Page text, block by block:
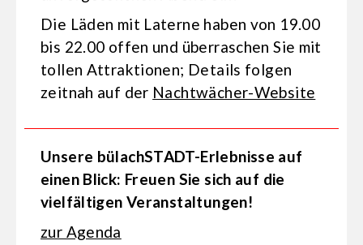
Die Läden mit Laterne haben von 19.00
bis 22.00 offen und überraschen Sie mit
tollen Attraktionen; Details folgen
zeitnah auf der Nachtwächer-Website
Unsere bülachSTADT-Erlebnisse auf
einen Blick: Freuen Sie sich auf die
vielfältigen Veranstaltungen!
zur Agenda